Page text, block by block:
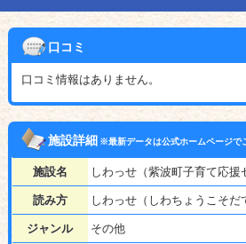
口コミ
口コミ情報はありません。
施設詳細※最新データは公式ホームページで
施設名 しわっせ（紫波町子育て応援
読み方 しわっせ（しわちょうこそだ
ジャンル その他